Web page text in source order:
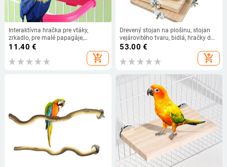
Interaktívna hračka pre vtáky,
zrkadlo, pre malé papagáje,
andulky, andulka, korela, conure,
lovebird, príslušenstvo, klietka pre
domáce zvieratá
11.40 €
add_shopping_cart
Drevený stojan na plošinu, stojan
vejárovitého tvaru, bidlá, hračky do
vtáčej klietky pre škrečka, papagája,
53.00 €
add_shopping_cart